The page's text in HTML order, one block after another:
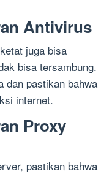
Antivirus
juga bisa
bisa tersambung.
dan pastikan bahwa
internet.
Proxy
pastikan bahwa